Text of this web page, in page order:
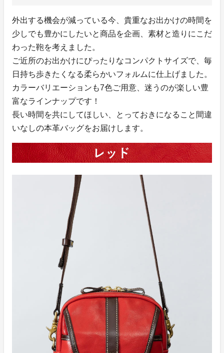
外出する機会が減っている今、貴重なお出かけの時間を
少しでも豊かにしたいと商品を企画、素材と造りにこだ
わった鞄を考えました。
ご近所のお出かけにぴったりなコンパクトサイズで、毎
日持ち歩きたくなる柔らかいフォルムに仕上げました。
カラーバリエーションも7色ご用意、迷うのが楽しい豊
富なラインナップです！
長い時間を共にしてほしい、とっておきになること間違
いなしの本革バッグをお届けします。